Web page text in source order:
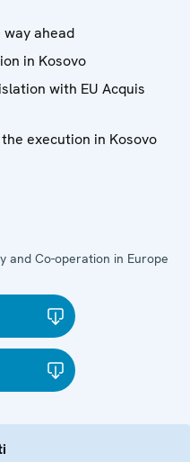
ahead
in Kosovo
with EU Acquis
execution in Kosovo
and Co-operation in Europe